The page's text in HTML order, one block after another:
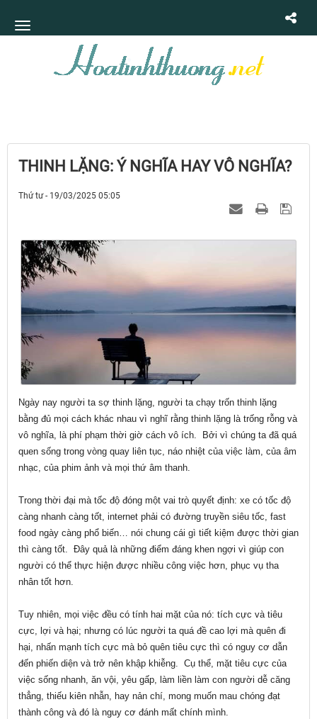
THINH LẶNG: Ý NGHĨA HAY VÔ NGHĨA?
Thứ tư - 19/03/2025 05:05
Ngày nay người ta sợ thinh lặng, người ta chạy trốn thinh lặng
bằng đủ mọi cách khác nhau vì nghĩ rằng thinh lặng là trống rỗng và
vô nghĩa, là phí phạm thời giờ cách vô ích. Bởi vì chúng ta đã quá
quen sống trong vòng quay liên tục, náo nhiệt của việc làm, của âm
nhạc, của phim ảnh và mọi thứ âm thanh.
Trong thời đại mà tốc độ đóng một vai trò quyết định: xe có tốc độ
càng nhanh càng tốt, internet phải có đường truyền siêu tốc, fast
food ngày càng phổ biến… nói chung cái gì tiết kiệm được thời gian
thì càng tốt. Đây quả là những điểm đáng khen ngợi vì giúp con
người có thể thực hiện được nhiều công việc hơn, phục vụ tha
nhân tốt hơn.
Tuy nhiên, mọi việc đều có tính hai mặt của nó: tích cực và tiêu
cực, lợi và hại; nhưng có lúc người ta quá đề cao lợi mà quên đi
hại, nhấn mạnh tích cực mà bỏ quên tiêu cực thì có nguy cơ dẫn
đến phiến diện và trở nên khập khiễng. Cụ thể, mặt tiêu cực của
việc sống nhanh, ăn vội, yêu gấp, làm liền làm con người dễ căng
thẳng, thiếu kiên nhẫn, hay nản chí, mong muốn mau chóng đạt
thành công và đó là nguy cơ đánh mất chính mình.